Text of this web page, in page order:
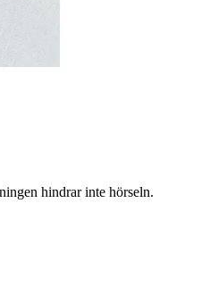
hindrar inte hörseln.